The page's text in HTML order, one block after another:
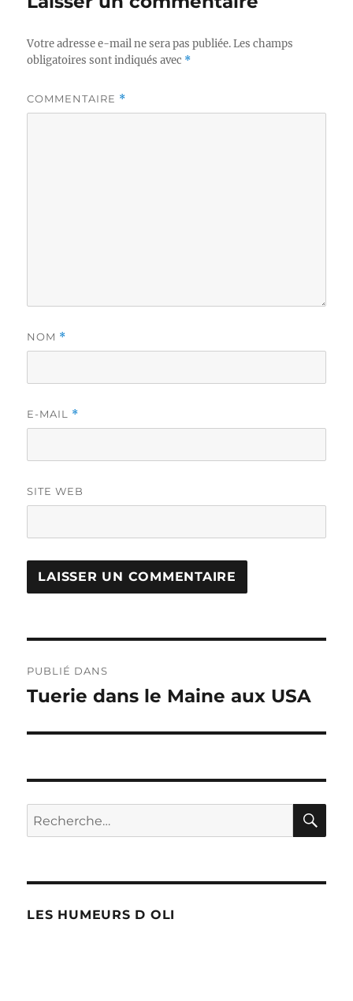
Votre adresse e-mail ne sera pas publiée. Les champs
obligatoires sont indiqués avec *
COMMENTAIRE *
NOM *
E-MAIL *
SITE WEB
de
PUBLIÉ DANS
Tuerie dans le Maine aux USA
Recherche
pour :
LES HUMEURS D OLI